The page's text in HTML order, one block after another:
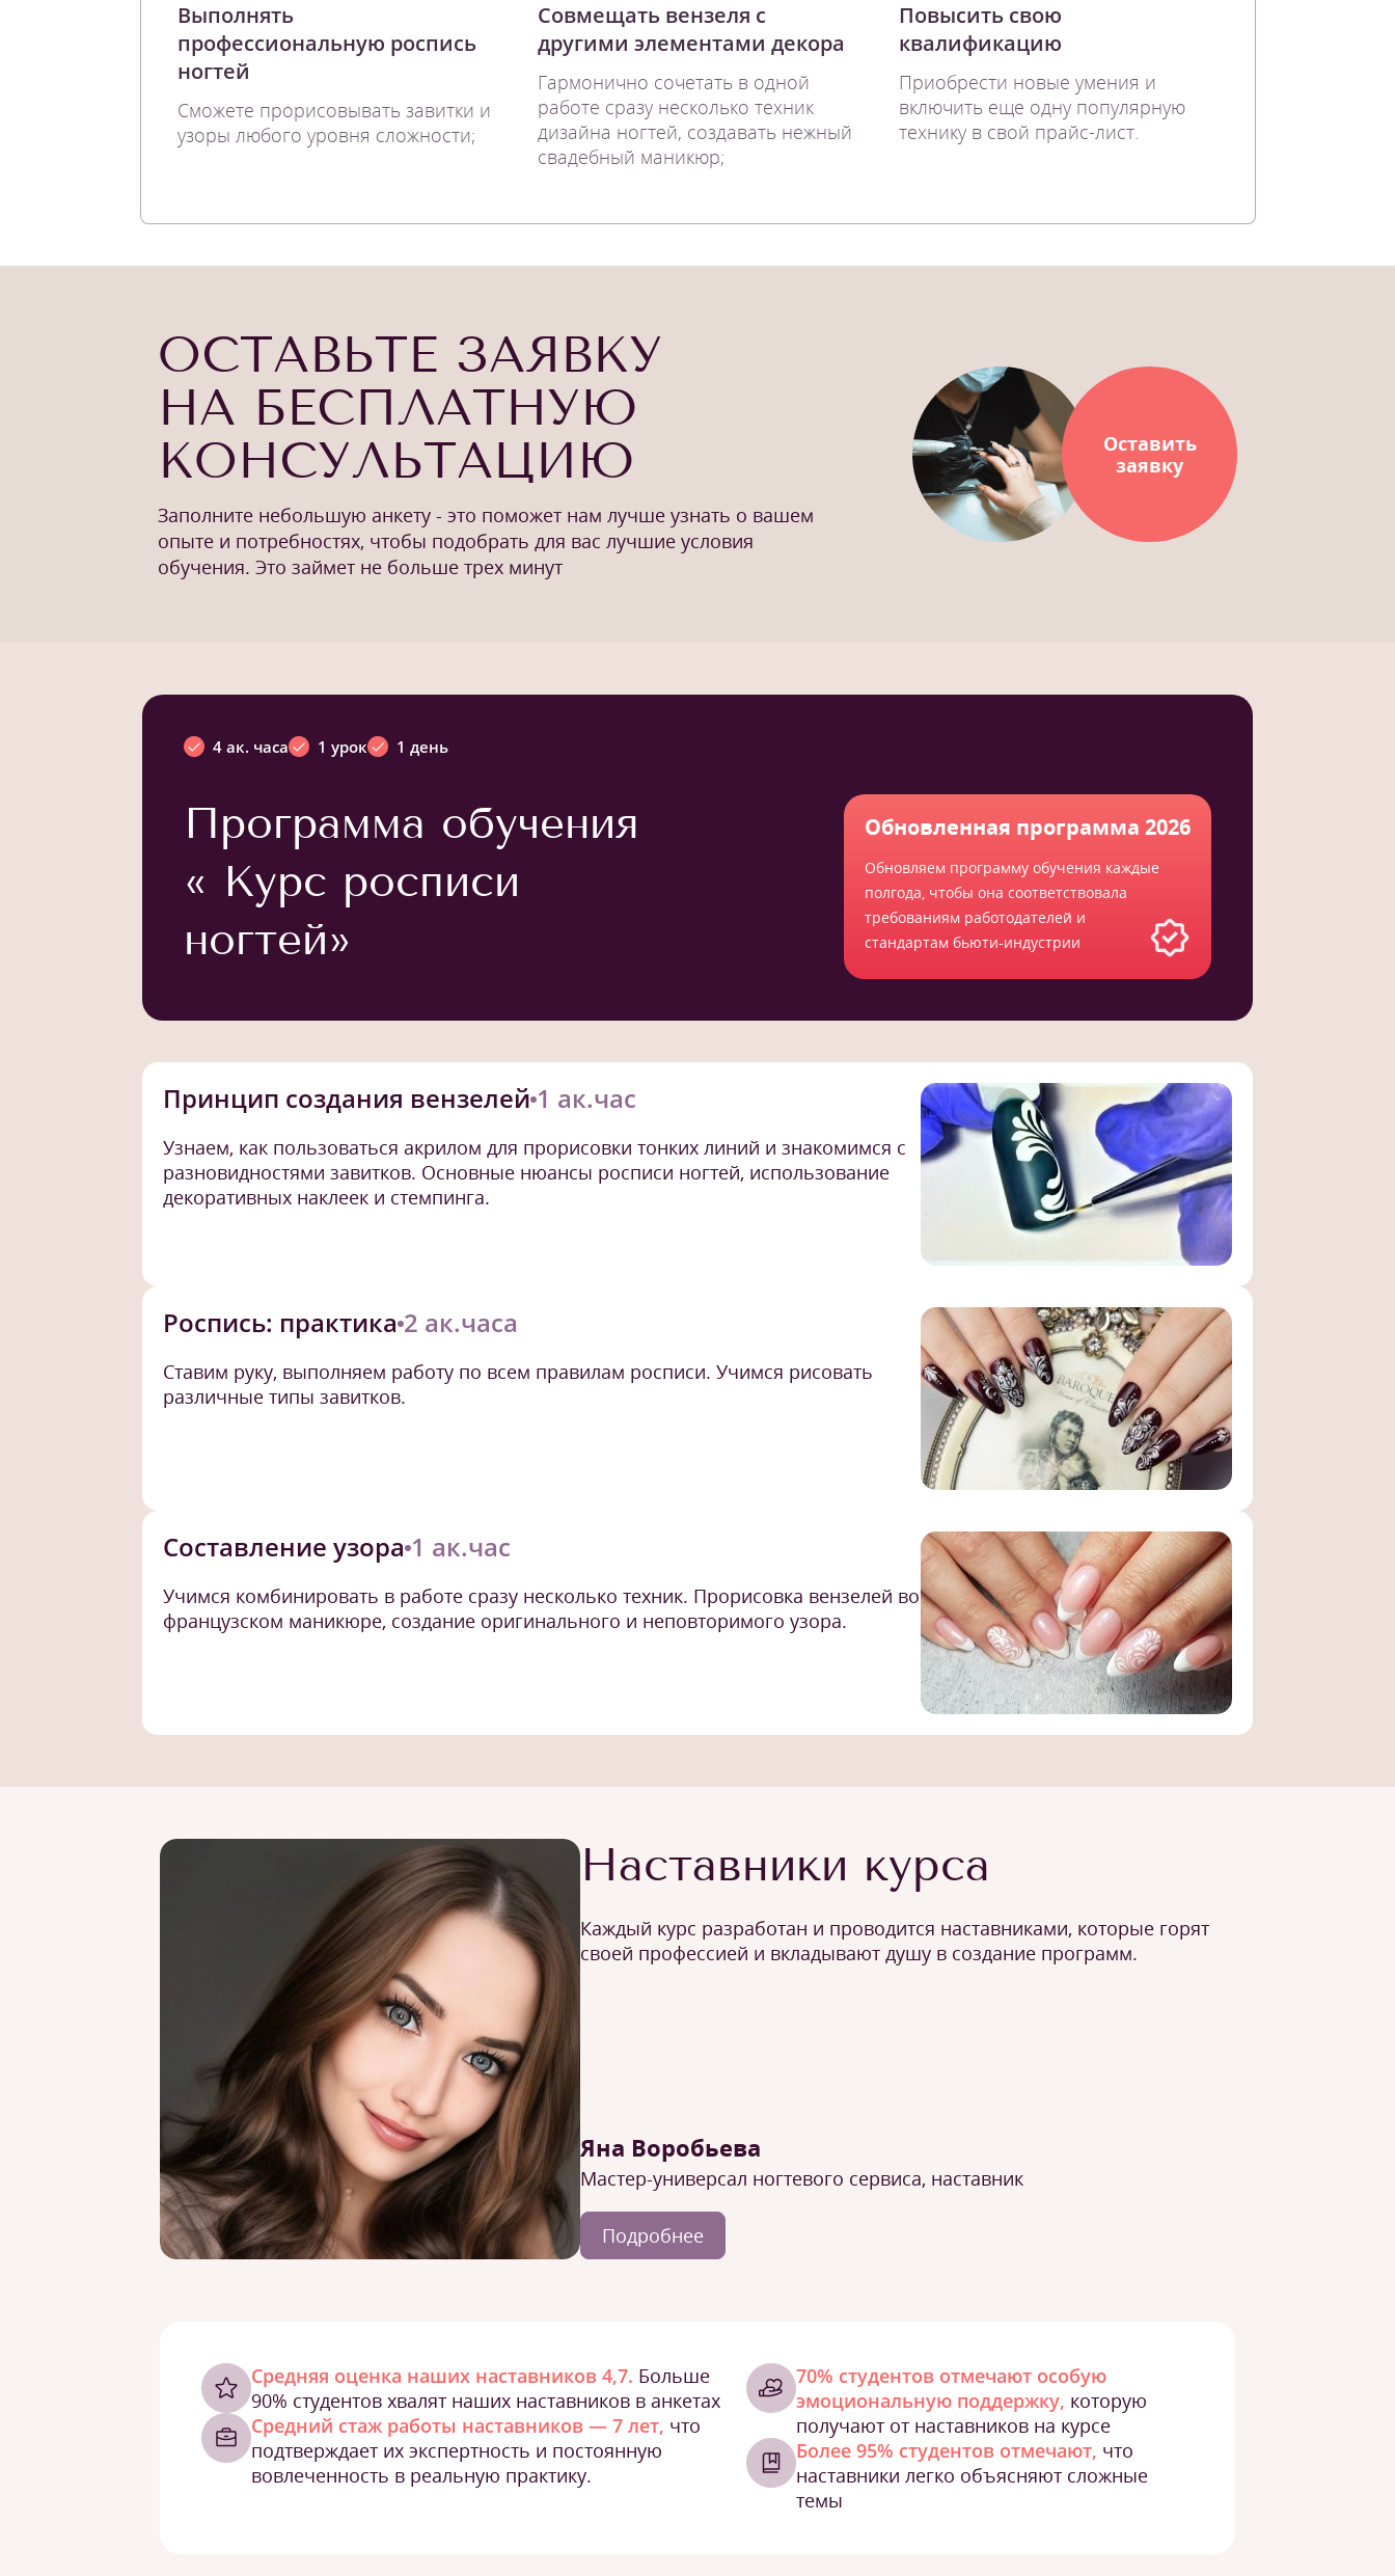
Выполнять
профессиональную роспись
ногтей
Сможете прорисовывать завитки и
узоры любого уровня сложности;
Совмещать вензеля с
другими элементами декора
Гармонично сочетать в одной
работе сразу несколько техник
дизайна ногтей, создавать нежный
свадебный маникюр;
Повысить свою
квалификацию
Приобрести новые умения и
включить еще одну популярную
технику в свой прайс-лист.
ОСТАВЬТЕ ЗАЯВКУ
НА БЕСПЛАТНУЮ
КОНСУЛЬТАЦИЮ
Заполните небольшую анкету - это поможет нам лучше узнать о вашем
опыте и потребностях, чтобы подобрать для вас лучшие условия
обучения. Это займет не больше трех минут
Оставить
заявку
4 ак. часа 1 урок 1 день
Программа обучения
« Курс росписи
ногтей»
Обновленная программа 2026
Обновляем программу обучения каждые
полгода, чтобы она соответствовала
требованиям работодателей и
стандартам бьюти-индустрии
Принцип создания вензелей 1 ак.час
Узнаем, как пользоваться акрилом для прорисовки тонких линий и знакомимся с
разновидностями завитков. Основные нюансы росписи ногтей, использование
декоративных наклеек и стемпинга.
Роспись: практика 2 ак.часа
Ставим руку, выполняем работу по всем правилам росписи. Учимся рисовать
различные типы завитков.
Составление узора 1 ак.час
Учимся комбинировать в работе сразу несколько техник. Прорисовка вензелей во
французском маникюре, создание оригинального и неповторимого узора.
Наставники курса
Каждый курс разработан и проводится наставниками, которые горят
своей профессией и вкладывают душу в создание программ.
Яна Воробьева
Мастер-универсал ногтевого сервиса, наставник
Подробнее
Cредняя оценка наших наставников 4,7. Больше
90% студентов хвалят наших наставников в анкетах
Средний стаж работы наставников — 7 лет, что
подтверждает их экспертность и постоянную
вовлеченность в реальную практику.
70% студентов отмечают особую
эмоциональную поддержку, которую
получают от наставников на курсе
Более 95% студентов отмечают, что
наставники легко объясняют сложные
темы